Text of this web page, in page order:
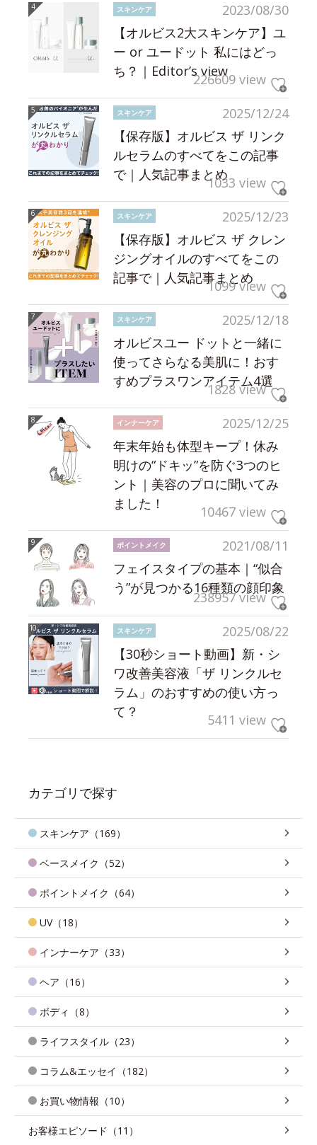
2023/08/30
スキンケア
【オルビス2大スキンケア】ユ
ー or ユードット 私にはどっ
ち？｜Editor’s view226609 view
2025/12/24
スキンケア
【保存版】オルビス ザ リンク
ルセラムのすべてをこの記事
で｜人気記事まとめ1033 view
2025/12/23
スキンケア
【保存版】オルビス ザ クレン
ジングオイルのすべてをこの
記事で｜人気記事まとめ
1099 view
2025/12/18
スキンケア
オルビスユー ドットと一緒に
使ってさらなる美肌に！おす
すめプラスワンアイテム4選
1828 view
2025/12/25
インナーケア
年末年始も体型キープ！休み
明けの“ドキッ”を防ぐ3つのヒ
ント｜美容のプロに聞いてみ
ました！
10467 view
2021/08/11
ポイントメイク
フェイスタイプの基本｜“似合
う”が見つかる16種類の顔印象
238957 view
2025/08/22
スキンケア
【30秒ショート動画】新・シ
ワ改善美容液「ザ リンクルセ
ラム」のおすすめの使い方っ
て？
5411 view
カテゴリで探す
スキンケア（169）
ベースメイク（52）
ポイントメイク（64）
UV（18）
インナーケア（33）
ヘア（16）
ボディ（8）
ライフスタイル（23）
コラム&エッセイ（182）
お買い物情報（10）
お客様エピソード（11）